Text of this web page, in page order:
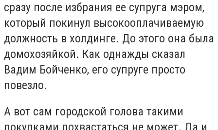
сразу после избрания ее супруга мэром,
который покинул высокооплачиваемую
должность в холдинге. До этого она была
домохозяйкой. Как однажды сказал
Вадим Бойченко, его супруге просто
повезло.
А вот сам городской голова такими
покупками похвастаться не может. Да и